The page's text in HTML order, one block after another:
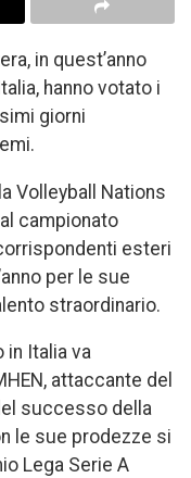
in quest’anno
hanno votato i
giorni
Volleyball Nations
campionato
esteri
per le sue
straordinario.
in Italia va
attaccante del
successo della
le sue prodezze si
Lega Serie A